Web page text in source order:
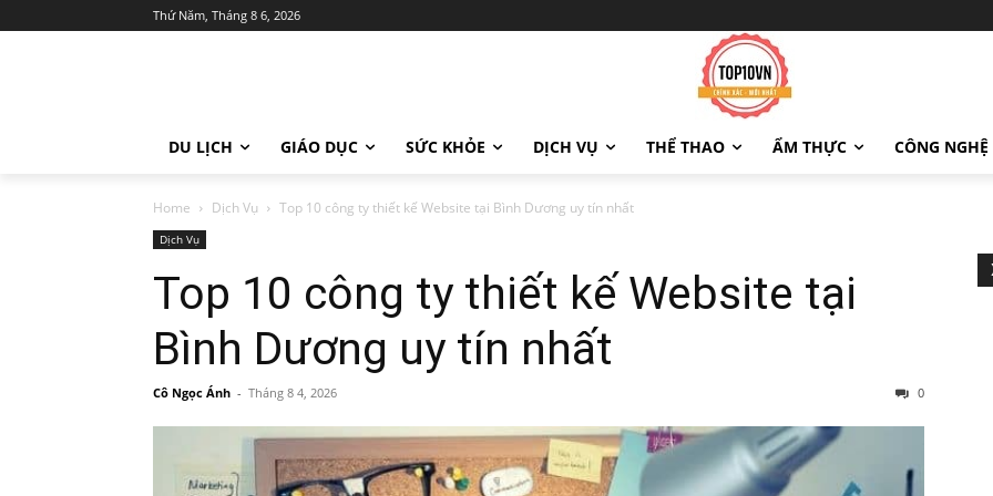
Thứ Năm, Tháng 8 6, 2026
DU LỊCH GIÁO DỤC SỨC KHỎE DỊCH VỤ THỂ THAO ẨM THỰC CÔNG NGHỆ
Home Dịch Vụ Top 10 công ty thiết kế Website tại Bình Dương uy tín nhất
Dịch Vụ
Top 10 công ty thiết kế Website tại
Bình Dương uy tín nhất
Cô Ngọc Ánh - Tháng 8 4, 2026 0